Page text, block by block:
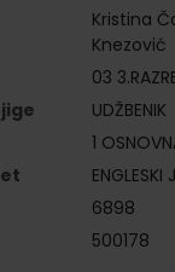
Kristina
Knezović
03
UDŽBENIK
1
ENGLESKI
6898
500178